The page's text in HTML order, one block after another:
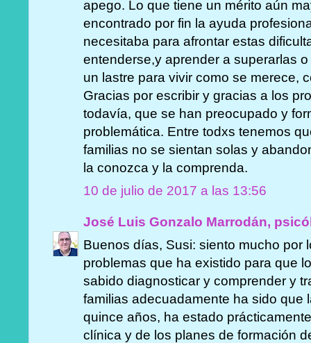
apego. Lo que tiene un mérito aún
encontrado por fin la ayuda
necesitaba para afrontar estas
entenderse,y aprender a superarlas
un lastre para vivir como se merece,
Gracias por escribir y gracias a los
todavía, que se han preocupado y
problemática. Entre todxs tenemos
familias no se sientan solas y
la conozca y la comprenda.
10 de julio de 2017 a las 13:56
José Luis Gonzalo Marrodán,
Buenos días, Susi: siento mucho por
problemas que ha existido para que
sabido diagnosticar y comprender y
familias adecuadamente ha sido que
quince años, ha estado
clínica y de los planes de formación